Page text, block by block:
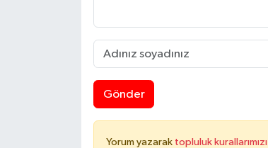
Gönder
Yorum yazarak topluluk kurallarımızı